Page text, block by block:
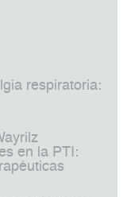
respiratoria:
en la PTI: